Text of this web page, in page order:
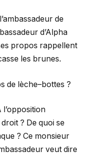
de
d’Alpha
propos rappellent
les brunes.
de lèche–bottes ?
l’opposition
? De quoi se
? Ce monsieur
veut dire